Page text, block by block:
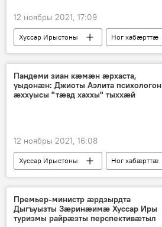
12 ноябры 2021, 17:09
Хуссар Ирыстоны
Ног хабӕрттӕ
Уӕрӕсейы
Пандеми зиан кӕмӕн ӕрхаста,
уыдонӕн: Джиоты Аэлита психологон
ӕххуысы "тӕвд хаххы" тыххӕй
12 ноябры 2021, 16:08
Хуссар Ирыстоны Ног хабӕрттӕ
Премьер-министр ӕрдзырдта
Дыгъуызты Зӕринӕимӕ Хуссар Иры
туризмы райрӕзты перспективӕтыл